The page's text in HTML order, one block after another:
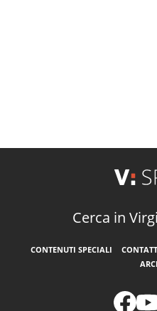
Cerca in
CONTENUTI SPECIALI